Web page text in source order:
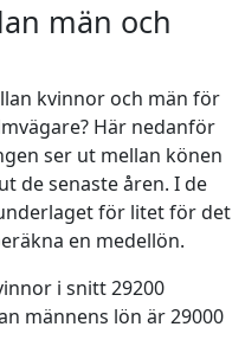
män och
kvinnor och män för
Här nedanför
ser ut mellan könen
de senaste åren. I de
för litet för det
en medellön.
i snitt 29200
männens lön är 29000